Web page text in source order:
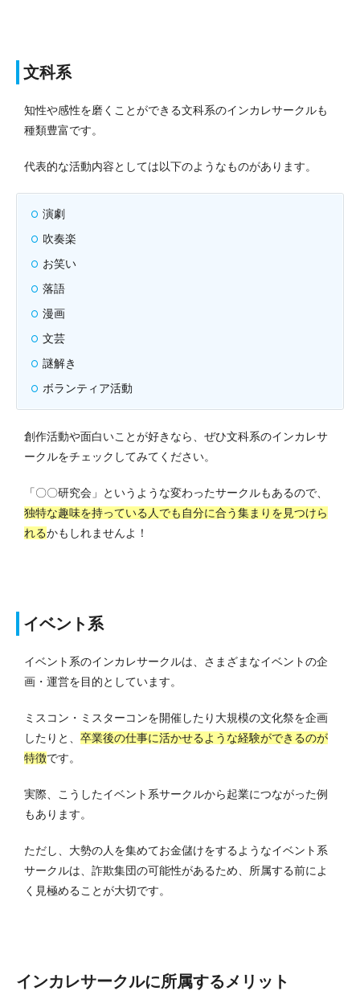
文科系
知性や感性を磨くことができる文科系のインカレサークルも
種類豊富です。
代表的な活動内容としては以下のようなものがあります。
演劇
吹奏楽
お笑い
落語
漫画
文芸
謎解き
ボランティア活動
創作活動や面白いことが好きなら、ぜひ文科系のインカレサ
ークルをチェックしてみてください。
「〇〇研究会」というような変わったサークルもあるので、
独特な趣味を持っている人でも自分に合う集まりを見つけら
れるかもしれませんよ！
イベント系
イベント系のインカレサークルは、さまざまなイベントの企
画・運営を目的としています。
ミスコン・ミスターコンを開催したり大規模の文化祭を企画
したりと、 卒業後の仕事に活かせるような経験ができるのが
特徴です。
実際、こうしたイベント系サークルから起業につながった例
もあります。
ただし、大勢の人を集めてお金儲けをするようなイベント系
サークルは、詐欺集団の可能性があるため、所属する前によ
く見極めることが大切です。
インカレサークルに所属するメリット